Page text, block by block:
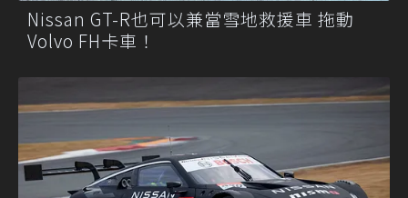
Nissan GT-R也可以兼當雪地救援車 拖動
Volvo FH卡車！